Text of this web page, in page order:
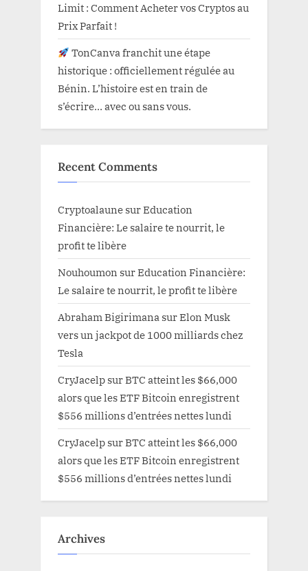
Limit : Comment Acheter vos Cryptos au
Prix Parfait !
TonCanva franchit une étape
historique : officiellement régulée au
Bénin. L’histoire est en train de
s’écrire… avec ou sans vous.
Recent Comments
Cryptoalaune surEducation
Financière: Le salaire te nourrit, le
profit te libère
Nouhoumon surEducation Financière:
Le salaire te nourrit, le profit te libère
Abraham Bigirimana surElon Musk
vers un jackpot de 1000 milliards chez
Tesla
CryJacelp surBTC atteint les $66,000
alors que les ETF Bitcoin enregistrent
$556 millions d’entrées nettes lundi
CryJacelp surBTC atteint les $66,000
alors que les ETF Bitcoin enregistrent
$556 millions d’entrées nettes lundi
Archives